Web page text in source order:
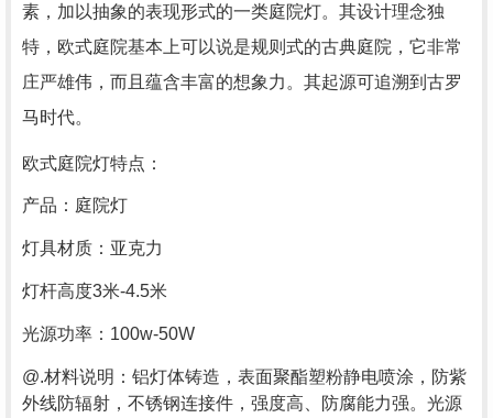
素，加以抽象的表现形式的一类庭院灯。其设计理念独
特，欧式庭院基本上可以说是规则式的古典庭院，它非常
庄严雄伟，而且蕴含丰富的想象力。其起源可追溯到古罗
马时代。
欧式庭院灯特点：
产品：庭院灯
灯具材质：亚克力
灯杆高度3米-4.5米
光源功率：100w-50W
@.材料说明：铝灯体铸造，表面聚酯塑粉静电喷涂，防紫
外线防辐射，不锈钢连接件，强度高、防腐能力强。光源